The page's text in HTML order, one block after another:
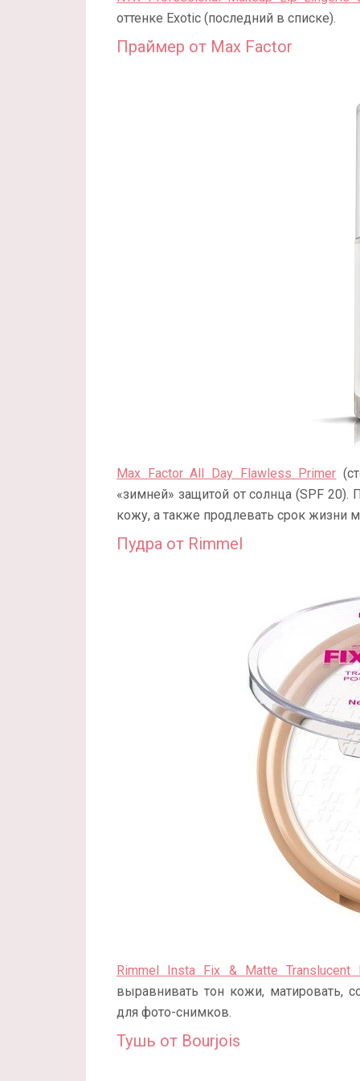
оттенке Exotic (последний в списке).
Праймер от Max Factor
Max Factor All Day Flawless Primer
«зимней» защитой от солнца (SPF
кожу, а также продлевать срок жизни
Пудра от Rimmel
Rimmel Insta Fix & Matte Translucent
выравнивать тон кожи, матировать,
для фото-снимков.
Тушь от Bourjois